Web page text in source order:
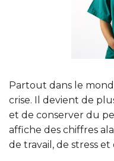
Partout dans le
crise. Il devient de
et de conserver du
affiche des chiffres
de travail, de stress